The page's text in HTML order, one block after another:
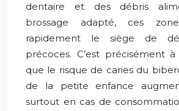
dentaire et des débris
brossage adapté, ces
rapidement le siège de
précoces. C’est précisément
que le risque de caries du
de la petite enfance
surtout en cas de